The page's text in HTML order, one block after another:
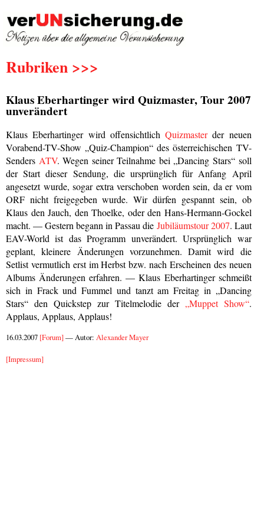
Rubriken >>>
Klaus Eberhartinger wird Quizmaster, Tour 2007
unverändert
Klaus Eberhartinger wird offensichtlichQuizmasterder neuen
Vorabend-TV-Show „Quiz-Champion“ des österreichischen TV-
Senders ATV. Wegen seiner Teilnahme bei „Dancing Stars“ soll
der Start dieser Sendung, die ursprünglich für Anfang April
angesetzt wurde, sogar extra verschoben worden sein, da er vom
ORF nicht freigegeben wurde. Wir dürfen gespannt sein, ob
Klaus den Jauch, den Thoelke, oder den Hans-Hermann-Gockel
macht. — Gestern begann in Passau die Jubiläumstour 2007. Laut
EAV-World ist das Programm unverändert. Ursprünglich war
geplant, kleinere Änderungen vorzunehmen. Damit wird die
Setlist vermutlich erst im Herbst bzw. nach Erscheinen des neuen
Albums Änderungen erfahren. — Klaus Eberhartinger schmeißt
sich in Frack und Fummel und tanzt am Freitag in „Dancing
Stars“ den Quickstep zur Titelmelodie der „Muppet Show“.
Applaus, Applaus, Applaus!
16.03.2007 [Forum]— Autor: Alexander Mayer
[Impressum]